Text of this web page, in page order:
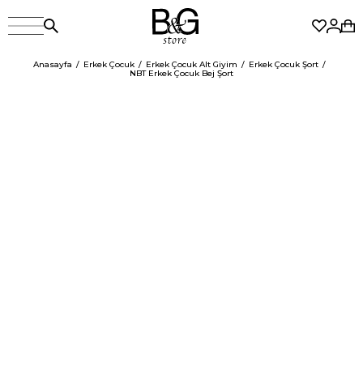
Anasayfa Erkek Çocuk Erkek Çocuk Alt Giyim
Erkek Çocuk Şort
NBT Erkek Çocuk Bej Şort